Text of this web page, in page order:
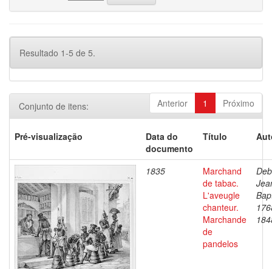
Resultado 1-5 de 5.
Anterior 1 Próximo
Conjunto de itens:
Pré-visualização
Data do
documento
Título
1835
Marchand
de tabac.
L'aveugle
chanteur.
Marchande
de
pandelos